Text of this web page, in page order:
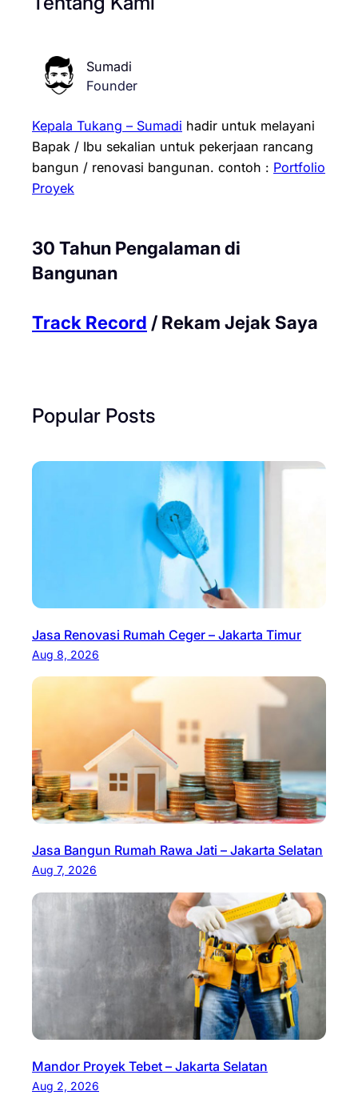
Sumadi
Founder
Kepala Tukang – Sumadi hadir untuk melayani
Bapak / Ibu sekalian untuk pekerjaan rancang
bangun / renovasi bangunan. contoh : Portfolio
Proyek
30 Tahun Pengalaman di
Bangunan
Track Record / Rekam Jejak Saya
Popular Posts
Jasa Renovasi Rumah Ceger – Jakarta Timur
Aug 8, 2026
Jasa Bangun Rumah Rawa Jati – Jakarta Selatan
Aug 7, 2026
Mandor Proyek Tebet – Jakarta Selatan
Aug 2, 2026